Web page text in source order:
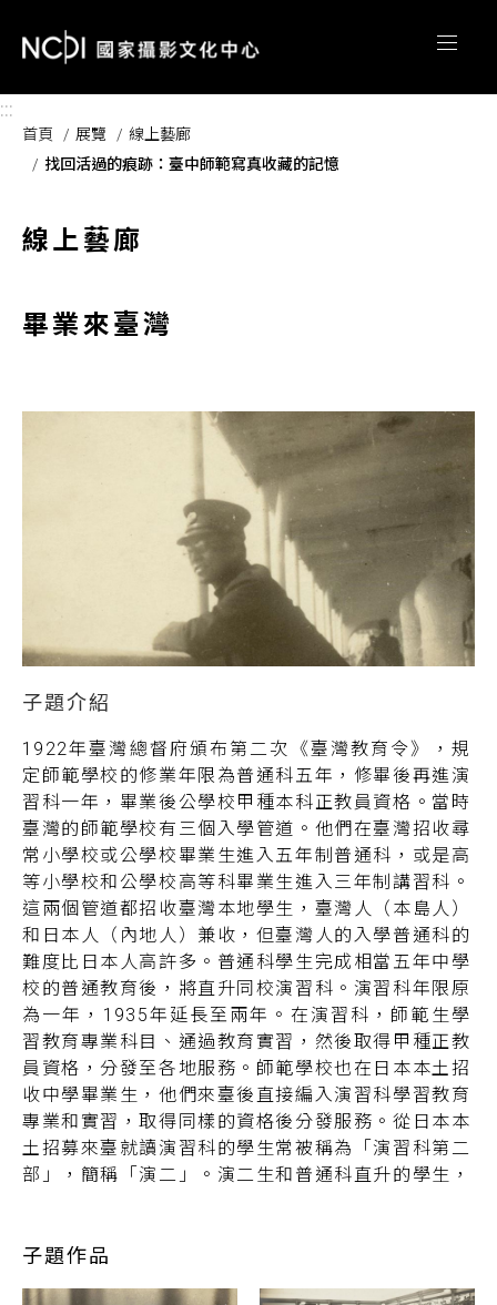
:::
首頁 展覽
線上藝廊
找回活過的痕跡：臺中師範寫真收藏的記憶
線上藝廊
畢業來臺灣
1922年臺灣總督府頒布第二次《臺灣教育令》，規
定師範學校的修業年限為普通科五年，修畢後再進演
習科一年，畢業後公學校甲種本科正教員資格。當時
臺灣的師範學校有三個入學管道。他們在臺灣招收尋
常小學校或公學校畢業生進入五年制普通科，或是高
等小學校和公學校高等科畢業生進入三年制講習科。
這兩個管道都招收臺灣本地學生，臺灣人（本島人）
和日本人（內地人）兼收，但臺灣人的入學普通科的
難度比日本人高許多。普通科學生完成相當五年中學
校的普通教育後，將直升同校演習科。演習科年限原
為一年，1935年延長至兩年。在演習科，師範生學
習教育專業科目、通過教育實習，然後取得甲種正教
員資格，分發至各地服務。師範學校也在日本本土招
收中學畢業生，他們來臺後直接編入演習科學習教育
專業和實習，取得同樣的資格後分發服務。從日本本
土招募來臺就讀演習科的學生常被稱為「演習科第二
部」，簡稱「演二」。演二生和普通科直升的學生，
產生衝突。由於日本人入學師範學校的管道與機會遠
子題作品